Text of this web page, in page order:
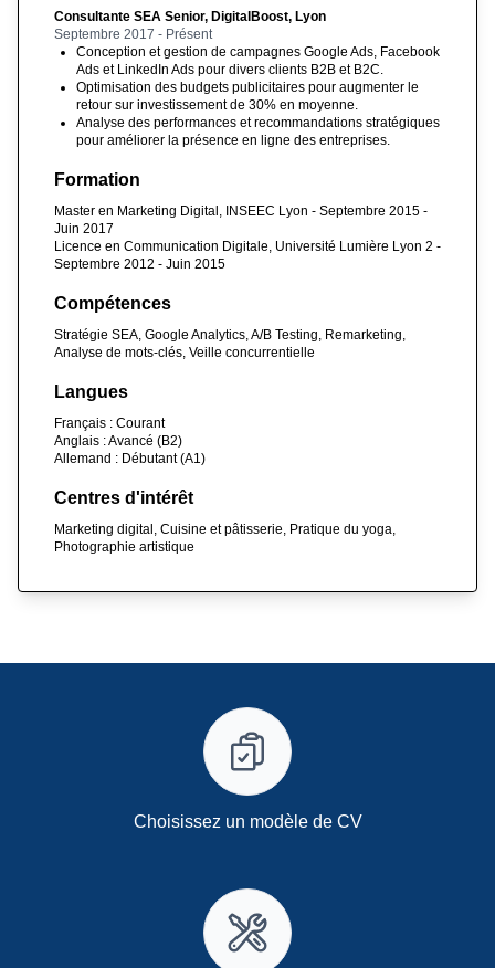
Consultante SEA Senior, DigitalBoost, Lyon
Septembre 2017 - Présent
Conception et gestion de campagnes Google Ads, Facebook
Ads et LinkedIn Ads pour divers clients B2B et B2C.
Optimisation des budgets publicitaires pour augmenter le
retour sur investissement de 30% en moyenne.
Analyse des performances et recommandations stratégiques
pour améliorer la présence en ligne des entreprises.
Formation
Master en Marketing Digital, INSEEC Lyon - Septembre 2015 -
Juin 2017
Licence en Communication Digitale, Université Lumière Lyon 2 -
Septembre 2012 - Juin 2015
Compétences
Stratégie SEA, Google Analytics, A/B Testing, Remarketing,
Analyse de mots-clés, Veille concurrentielle
Langues
Français : Courant
Anglais : Avancé (B2)
Allemand : Débutant (A1)
Centres d'intérêt
Marketing digital, Cuisine et pâtisserie, Pratique du yoga,
Photographie artistique
Choisissez un modèle de CV